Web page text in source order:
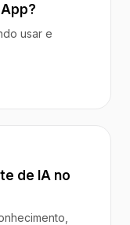
usar e
de IA no